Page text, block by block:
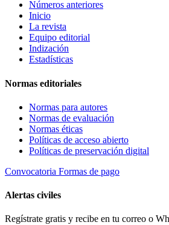
Números anteriores
Inicio
La revista
Equipo editorial
Indización
Estadísticas
Normas editoriales
Normas para autores
Normas de evaluación
Normas éticas
Políticas de acceso abierto
Políticas de preservación digital
Convocatoria Formas de pago
Alertas civiles
Regístrate gratis y recibe en tu correo o